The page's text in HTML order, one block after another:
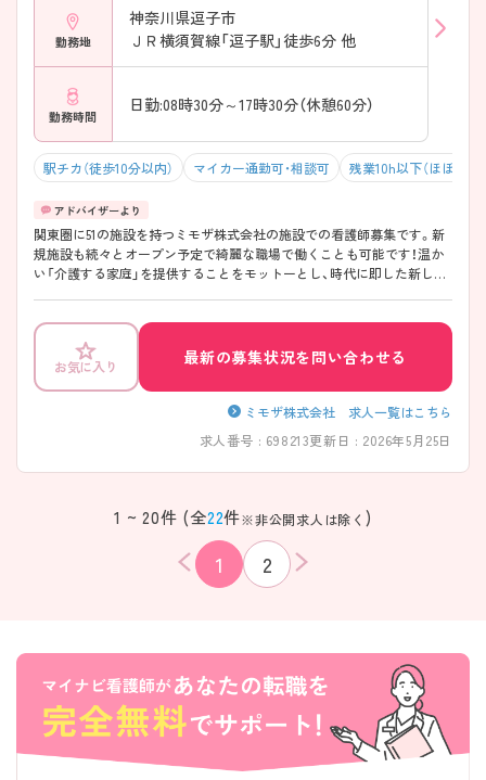
該当件数
件
条件を
検索する
勤務地
神奈川県逗子市
ＪＲ横須賀線「逗子駅」徒歩6分 他
勤務時間
日勤:08時30分～17時30分（休憩60分）
駅チカ（徒歩10分以内） マイカー通勤可・相談可 残業10h以下（ほぼなし）
関東圏に51の施設を持つミモザ株式会社の施設での看護師募集です。新
規施設も続々とオープン予定で綺麗な職場で働くことも可能です！温か
い「介護する家庭」を提供することをモットーとし、時代に即した新しい
たい方はお気軽にお問い合わせください。
お気に入り
最新の募集状況を問い合わせる
ミモザ株式会社 求人一覧はこちら
求人番号 : 698213更新日 : 2026年5月25日
1 ~ 20件 (全22件※非公開求人は除く )
1 2